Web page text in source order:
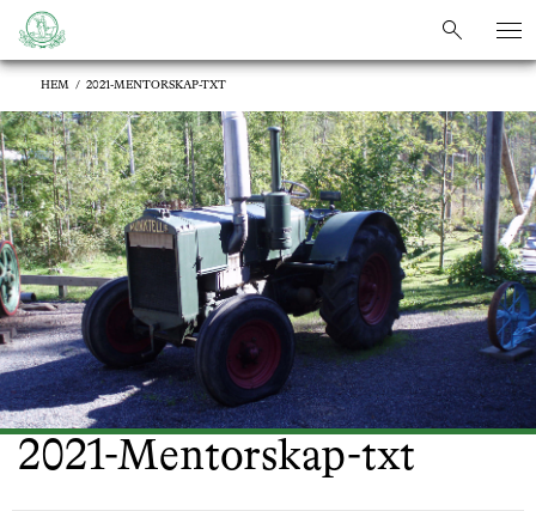
sök
sök
HEM / 2021-MENTORSKAP-TXT
2021-Mentorskap-txt